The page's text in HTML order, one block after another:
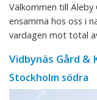
Välkommen till Äleby
ensamma hos oss i
vardagen mot total
Vidbynäs Gård &
Stockholm södra